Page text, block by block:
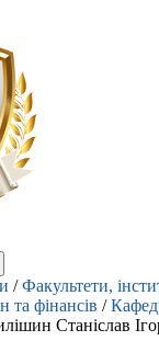
/Факультети,
та фінансів /
Станіслав